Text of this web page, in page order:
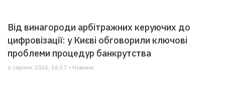
Від винагороди арбітражних керуючих до
цифровізації: у Києві обговорили ключові
проблеми процедур банкрутства
6 серпня 2026, 16:57 • Новини